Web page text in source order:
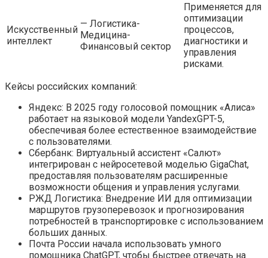
Искусственный
интеллект
— Логистика-
Медицина-
Финансовый сектор
Применяется для
оптимизации
процессов,
диагностики и
управления
рисками.
Кейсы российских компаний:
Яндекс: В 2025 году голосовой помощник «Алиса»
работает на языковой модели YandexGPT-5,
обеспечивая более естественное взаимодействие
с пользователями.
Сбербанк: Виртуальный ассистент «Салют»
интегрирован с нейросетевой моделью GigaChat,
предоставляя пользователям расширенные
возможности общения и управления услугами.
РЖД Логистика: Внедрение ИИ для оптимизации
маршрутов грузоперевозок и прогнозирования
потребностей в транспортировке с использованием
больших данных.
Почта России начала использовать умного
помощника ChatGPT, чтобы быстрее отвечать на